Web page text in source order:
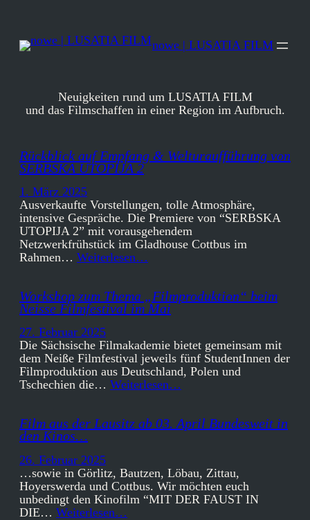
springen
nowe | LUSATIA FILM
Neuigkeiten rund um LUSATIA FILM
und das Filmschaffen in einer Region im Aufbruch.
Rückblick auf Empfang & Welturaufführung von
SERBSKA UTOPIJA 2
1. März 2025
Ausverkaufte Vorstellungen, tolle Atmosphäre,
intensive Gespräche. Die Premiere von “SERBSKA
UTOPIJA 2” mit vorausgehendem
Netzwerkfrühstück im Gladhouse Cottbus im
Rahmen… Weiterlesen…
Workshop zum Thema „Filmproduktion“ beim
Neisse Filmfestival im Mai
27. Februar 2025
Die Sächsische Filmakademie bietet gemeinsam mit
dem Neiße Filmfestival jeweils fünf StudentInnen der
Filmproduktion aus Deutschland, Polen und
Tschechien die… Weiterlesen…
Film aus der Lausitz ab 03. April Bundesweit in
den Kinos…
26. Februar 2025
…sowie in Görlitz, Bautzen, Löbau, Zittau,
Hoyerswerda und Cottbus. Wir möchten euch
unbedingt den Kinofilm “MIT DER FAUST IN
DIE… Weiterlesen…